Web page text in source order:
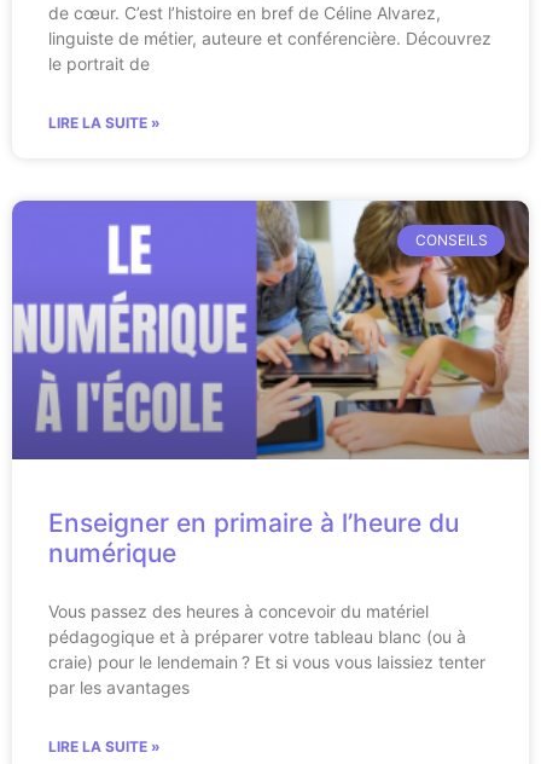
de cœur. C’est l’histoire en bref de Céline Alvarez,
linguiste de métier, auteure et conférencière. Découvrez
le portrait de
LIRE LA SUITE »
CONSEILS
Enseigner en primaire à l’heure du
numérique
Vous passez des heures à concevoir du matériel
pédagogique et à préparer votre tableau blanc (ou à
craie) pour le lendemain ? Et si vous vous laissiez tenter
par les avantages
LIRE LA SUITE »